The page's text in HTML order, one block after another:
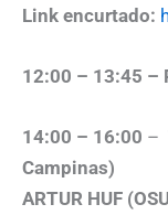
Link encurtado:
12:00 – 13:45 –
14:00 – 16:00 –
Campinas)
ARTUR HUF